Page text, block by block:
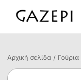
Αρχική σελίδα / Γούρια